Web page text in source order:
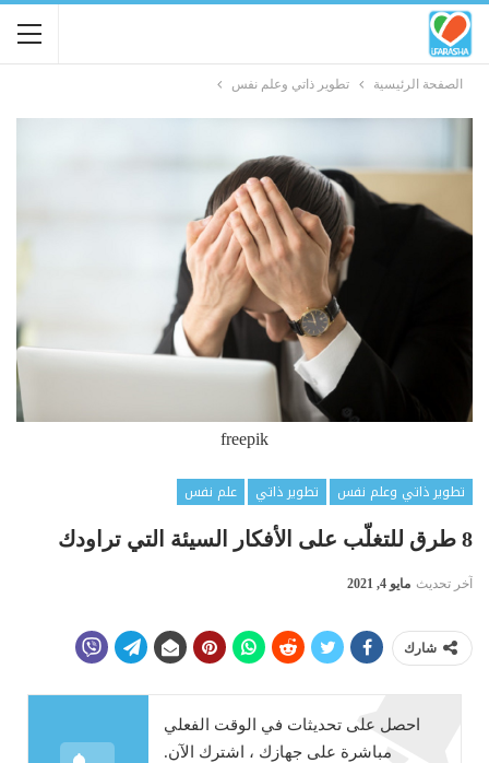
الصفحة الرئيسية تطوير ذاتي وعلم نفس
freepik
تطوير ذاتي وعلم نفس تطوير ذاتي
علم نفس
8 طرق للتغلّب على الأفكار السيئة التي تراودك
آخر تحديث مايو 4, 2021
شارك
احصل على تحديثات في الوقت الفعلي
مباشرة على جهازك ، اشترك الآن.